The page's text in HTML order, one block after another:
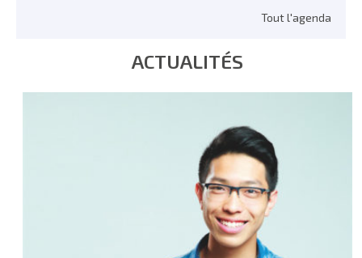
Tout l'agenda
ACTUALITÉS